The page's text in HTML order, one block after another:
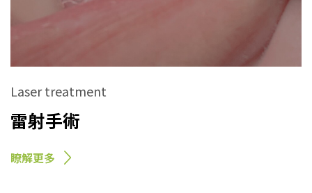
Laser treatment
雷射手術
瞭解更多